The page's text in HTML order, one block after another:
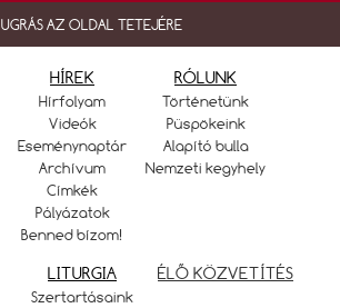
UGRÁS AZ OLDAL TETEJÉRE
HÍREK
Hírfolyam
Videók
Eseménynaptár
Archívum
Címkék
Pályázatok
Benned bízom!
RÓLUNK
Történetünk
Püspökeink
Alapító bulla
Nemzeti kegyhely
LITURGIA
Szertartásaink
ÉLŐ KÖZVETÍTÉS